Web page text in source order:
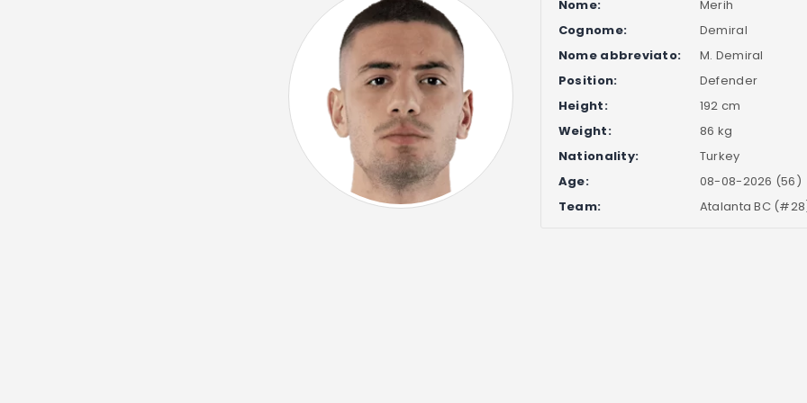
Nome:
Merih
Cognome:
Demiral
Nome abbreviato:
M. Demiral
Position:
Defender
Height:
192 cm
Weight:
86 kg
Nationality:
Turkey
Age:
08-08-2026 (56)
Team:
Atalanta BC